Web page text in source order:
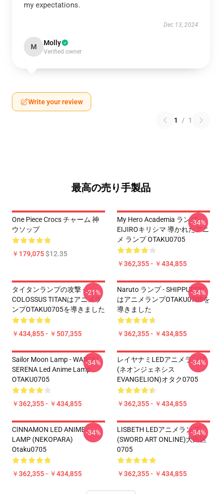
my expectations.
Dec 13, 2024
M Molly
Verified owner
Write your review
1 / 1
最高の売り手製品
One Piece Crocs チャーム 神
ウソップ
￥179,075$12.35
My Hero Academia ランプ -
EIJIROキリシマ 導かれたアニ
メ ランプ OTAKU0705
￥362,355 - ￥434,855
-34%
タイタンランプの攻撃 -
COLOSSUS TITANはアニメラ
ンプOTAKU0705を導きました
￥434,855 - ￥507,355
-21%
Naruto ランプ - SHIPPUDEN
はアニメランプOTAKU0705を
導きました
￥362,355 - ￥434,855
-34%
Sailor Moon Lamp - WAIFUU
SERENA Led Anime Lamp
OTAKU0705
￥362,355 - ￥434,855
-34%
レイヤナミLEDアニメランプ
(ネオンジェネシス
EVANGELION)オタク0705
￥362,355 - ￥434,855
-34%
CINNAMON LED ANIME
LAMP (NEKOPARA)
Otaku0705
￥362,355 - ￥434,855
-34%
LISBETH LEDアニメランプ
(SWORD ART ONLINE)大田区
0705
￥362,355 - ￥434,855
-34%